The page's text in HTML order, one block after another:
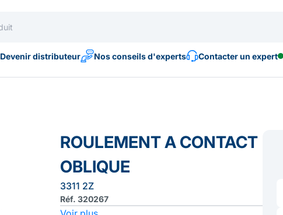
Devenir distributeur Nos conseils d'experts Contacter un expert
ROULEMENT A CONTACT
OBLIQUE
3311 2Z
Réf. 320267